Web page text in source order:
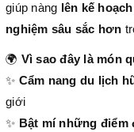
giúp nàng lên kế
nghiệm sâu sắc hơn
🌍 Vì sao đây là món
✨ Cẩm nang du lịch
giới
✨ Bật mí những